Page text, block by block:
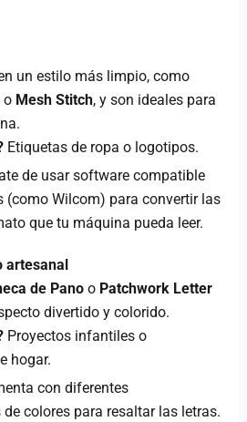
un estilo más limpio, como
o Mesh Stitch, y son ideales para
Etiquetas de ropa o logotipos.
de usar software compatible
(como Wilcom) para convertir las
que tu máquina pueda leer.
artesanal
de Pano o Patchwork Letter
divertido y colorido.
Proyectos infantiles o
hogar.
con diferentes
colores para resaltar las letras.